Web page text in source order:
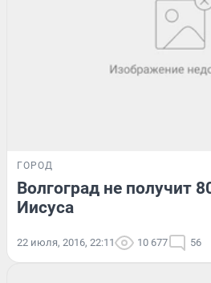
ГОРОД
Волгоград не получит
Иисуса
22 июля, 2016, 22:11 10 677 56